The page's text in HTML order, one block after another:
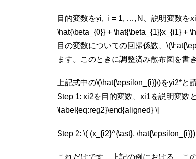
目的変数をyi, i = 1, …, N 、説明変数をxi
\hat{\beta_{0}} + \hat{\beta_{1}}x_{i1} +
目の変数についての回帰係数、
ます。このときに調整済み散布図を書
上記式中の\(\hat{\epsilon_{i}}\)をyi2*と
Step 1:xi2を目的変数、xi1を説明変数
\label{eq:reg2}\end{aligned} \]
Step 2: \( (x_{i2}^{\ast},
これだけです。上記の例における、こ